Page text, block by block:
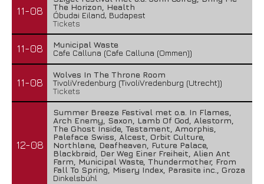
11-08
The Horizon, Health
Óbudai Eiland, Budapest
Tickets
11-08
Municipal Waste
Cafe Calluna (Cafe Calluna (Ommen))
11-08
Wolves In The Throne Room
TivoliVredenburg (TivoliVredenburg (Utrecht))
Tickets
12-08
Summer Breeze Festival met o.a. In Flames,
Arch Enemy, Saxon, Lamb Of God, Alestorm,
The Ghost Inside, Testament, Amorphis,
Paleface Swiss, Alcest, Orbit Culture,
Northlane, Deafheaven, Future Palace,
Blackbraid, Der Weg Einer Freiheit, Alien Ant
Farm, Municipal Waste, Thundermother, From
Fall To Spring, Misery Index, Parasite inc., Groza
Dinkelsbühl